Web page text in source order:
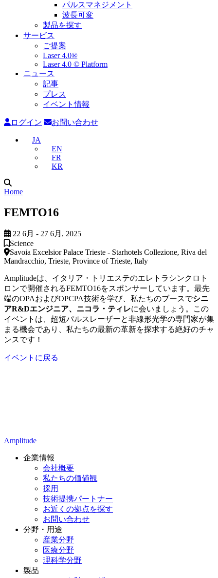
パルスマネジメント
波長可変
製品を探す
サービス
ご提案
Laser 4.0®
Laser 4.0 © Platform
ニュース
記事
プレス
イベント情報
ログイン お問い合わせ
JA
EN
FR
KR
Home
FEMTO16
22 6月 - 27 6月, 2025
Science
Savoia Excelsior Palace Trieste - Starhotels Collezione, Riva del
Mandracchio, Trieste, Province of Trieste, Italy
Amplitudeは、イタリア・トリエステのエレトラシンクロト
ロンで開催されるFEMTO16をスポンサーしています。最先
端のOPAおよびOPCPA技術を学び、私たちのブースでシニ
アR&Dエンジニア、ニコラ・ティレに会いましょう。この
イベントは、超短パルスレーザーと非線形光学の専門家が集
まる機会であり、私たちの最新の革新を探求する絶好のチャ
ンスです！
イベントに戻る
Amplitude
企業情報
会社概要
私たちの価値観
採用
技術提携パートナー
お近くの拠点を探す
お問い合わせ
分野・用途
産業分野
医療分野
理科学分野
製品